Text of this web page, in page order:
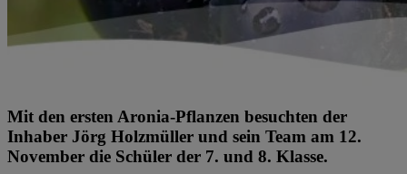
Mit den ersten Aronia-Pflanzen besuchten der
Inhaber Jörg Holzmüller und sein Team am 12.
November die Schüler der 7. und 8. Klasse.